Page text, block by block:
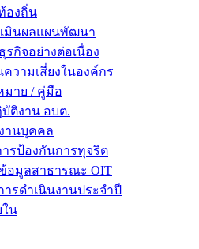
องถิ่น
มินผลแผนพัฒนา
รกิจอย่างต่อเนื่อง
ความเสี่ยงในองค์กร
มาย / คู่มือ
ติงาน อบต.
านบุคคล
รป้องกันการทุจริต
ข้อมูลสาธารณะ OIT
ารดำเนินงานประจำปี
น